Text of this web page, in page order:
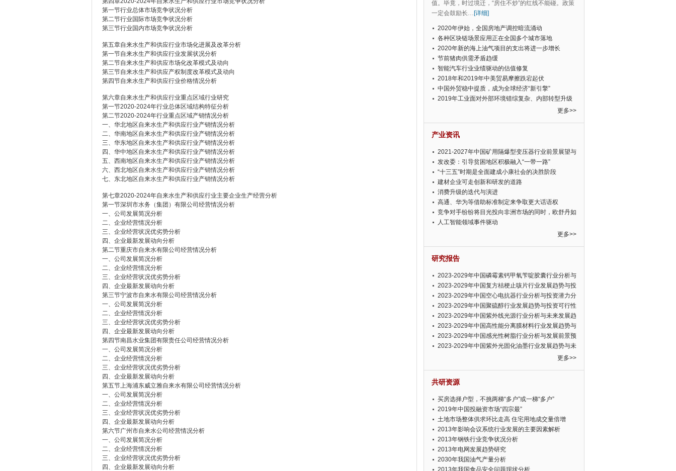
第一节行业总体市场竞争状况分析
第二节行业国际市场竞争状况分析
第三节行业国内市场竞争状况分析
第五章自来水生产和供应行业市场化进展及改革分析
第一节自来水生产和供应行业发展状况分析
第二节自来水生产和供应市场化改革模式及动向
第三节自来水生产和供应产权制度改革模式及动向
第四节自来水生产和供应行业价格情况分析
第六章自来水生产和供应行业重点区域行业研究
第一节2020-2024年行业总体区域结构特征分析
第二节2020-2024年行业重点区域产销情况分析
一、华北地区自来水生产和供应行业产销情况分析
二、华南地区自来水生产和供应行业产销情况分析
三、华东地区自来水生产和供应行业产销情况分析
四、华中地区自来水生产和供应行业产销情况分析
五、西南地区自来水生产和供应行业产销情况分析
六、西北地区自来水生产和供应行业产销情况分析
七、东北地区自来水生产和供应行业产销情况分析
第七章2020-2024年自来水生产和供应行业主要企业生产经营分析
第一节深圳市水务（集团）有限公司经营情况分析
一、公司发展简况分析
二、企业经营情况分析
三、企业经营状况优劣势分析
四、企业最新发展动向分析
第二节重庆市自来水有限公司经营情况分析
一、公司发展简况分析
二、企业经营情况分析
三、企业经营状况优劣势分析
四、企业最新发展动向分析
第三节宁波市自来水有限公司经营情况分析
一、公司发展简况分析
二、企业经营情况分析
三、企业经营状况优劣势分析
四、企业最新发展动向分析
第四节南昌水业集团有限责任公司经营情况分析
一、公司发展简况分析
二、企业经营情况分析
三、企业经营状况优劣势分析
四、企业最新发展动向分析
第五节上海浦东威立雅自来水有限公司经营情况分析
一、公司发展简况分析
二、企业经营情况分析
三、企业经营状况优劣势分析
四、企业最新发展动向分析
第六节广州市自来水公司经营情况分析
一、公司发展简况分析
二、企业经营情况分析
三、企业经营状况优劣势分析
四、企业最新发展动向分析
值。毕竟，时过境迁，“房住不炒”的红线不能碰。政策
一定会鼓励长…[详细]
2020年伊始，全国房地产调控暗流涌动
各种区块链场景应用正在全国多个城市落地
2020年新的海上油气项目的支出将进一步增长
节前猪肉供需矛盾趋缓
智能汽车行业业绩驱动的估值修复
2018年和2019年中美贸易摩擦跌宕起伏
中国外贸稳中提质，成为全球经济“新引擎”
2019年工业面对外部环境错综复杂、内部转型升级
更多>>
产业资讯
2021-2027年中国矿用隔爆型变压器行业前景展望与
投资前景预测报告
发改委：引导贫困地区积极融入“一带一路”
“十三五”时期是全面建成小康社会的决胜阶段
建材企业可走创新和研发的道路
消费升级的迭代与演进
高通、华为等借助标准制定来争取更大话语权
竞争对手纷纷将目光投向非洲市场的同时，欧舒丹如
此淡定，难道就真的不怕丧失先机吗?
人工智能领域事件驱动
更多>>
研究报告
2023-2029年中国磷霉素钙甲氧苄啶胶囊行业分析与
投资可行性报告
2023-2029年中国复方桔梗止咳片行业发展趋势与投
资潜力分析报告
2023-2029年中国空心电抗器行业分析与投资潜力分
析报告
2023-2029年中国聚硫醇行业发展趋势与投资可行性
报告
2023-2029年中国紫外线光源行业分析与未来发展趋
势报告
2023-2029年中国高性能分离膜材料行业发展趋势与
发展前景预测报告
2023-2029年中国感光性树脂行业分析与发展前景预
测报告
2023-2029年中国紫外光固化油墨行业发展趋势与未
更多>>
共研资源
买房选择户型，不挑两梯“多户”或一梯“多户”
2019年中国投融资市场“四宗最”
土地市场整体供求环比走高 住宅用地成交量倍增
2013年影响会议系统行业发展的主要因素解析
2013年钢铁行业竞争状况分析
2013年电网发展趋势研究
2030年我国油气产量分析
2013年我国食品安全问题现状分析